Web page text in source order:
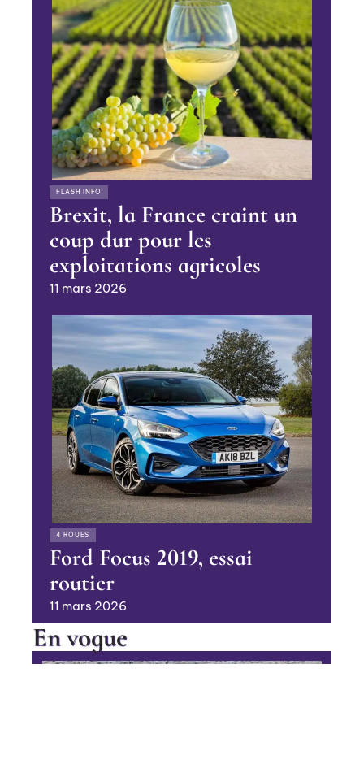
FLASH INFO
Brexit, la France craint un
coup dur pour les
exploitations agricoles
11 mars 2026
4 ROUES
Ford Focus 2019, essai
routier
11 mars 2026
En vogue